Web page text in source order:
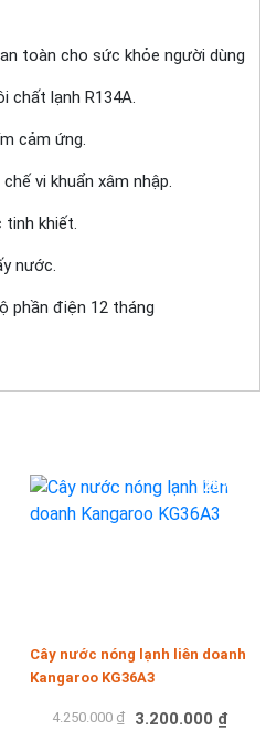
toàn cho sức khỏe người dùng
chất lạnh R134A.
cảm ứng.
vi khuẩn xâm nhập.
tinh khiết.
nước.
phần điện 12 tháng
-25%
Cây nước nóng lạnh liên doanh
Kangaroo KG36A3
4.250.000 ₫ 3.200.000 ₫